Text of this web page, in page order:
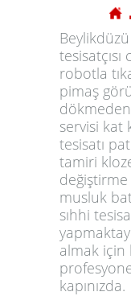
robotla
pimaş
servisi kat
tesisatı
tamiri
musluk
sıhhi
almak için
kapınızda.